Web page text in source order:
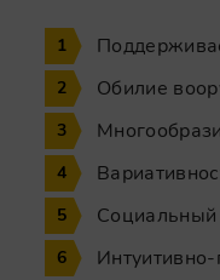
Обилие
Социальный